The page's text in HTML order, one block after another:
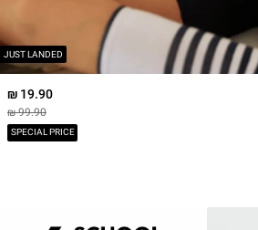
JUST LANDED
19.90 ₪
99.90 ₪
SPECIAL PRICE